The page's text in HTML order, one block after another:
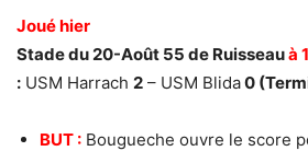
Joué hier
Stade du 20-Août 55 de Ruisseauà
: USM Harrach 2 – USM Blida0
BUT : Bougueche ouvre le score